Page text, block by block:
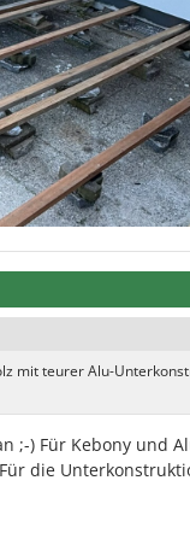
mit teurer Alu-
;-) Für Kebony und
die